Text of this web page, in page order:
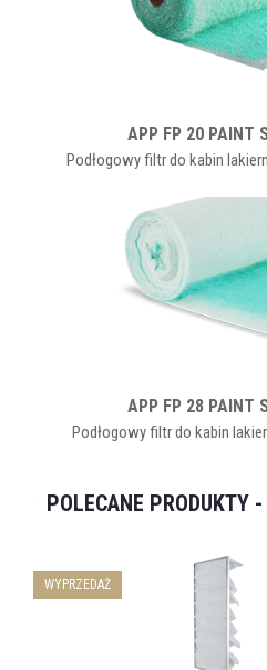
APP FP 20 PAINT
Podłogowy filtr do kabin
APP FP 28 PAINT
Podłogowy filtr do kabin
POLECANE PRODUKTY
WYPRZEDAŻ